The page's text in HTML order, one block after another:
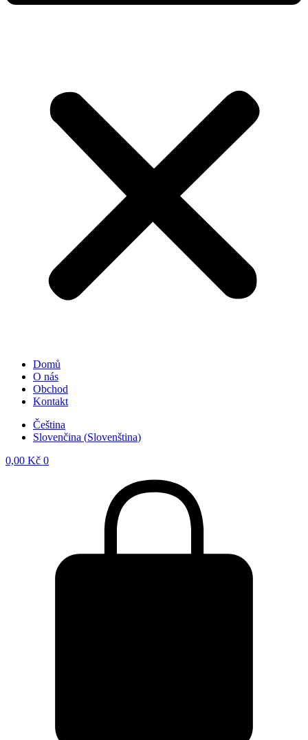
Domů
O nás
Obchod
Kontakt
Čeština
Slovenčina (Slovenština)
0,00 Kč 0